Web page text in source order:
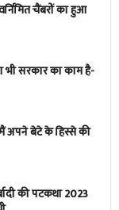
चैंबरों का हुआ
भी सरकार का काम है-
अपने बेटे के हिस्से की
की पटकथा 2023